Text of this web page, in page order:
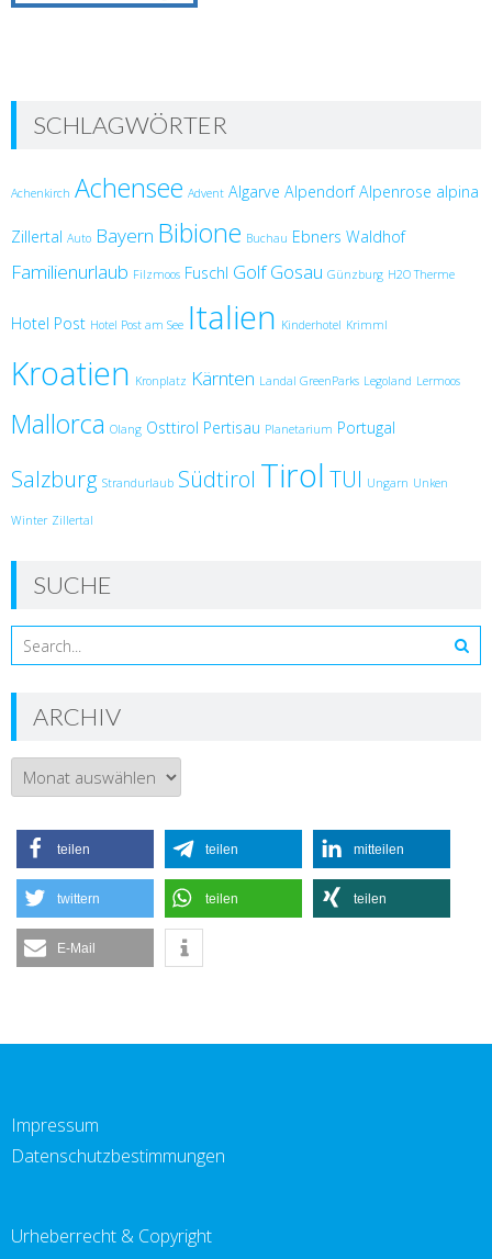
SCHLAGWÖRTER
Achenkirch Achensee Advent Algarve Alpendorf Alpenrose alpina
Zillertal Auto Bayern Bibione Buchau Ebners Waldhof
Familienurlaub Filzmoos Fuschl Golf Gosau Günzburg H2O Therme
Hotel Post Hotel Post am See Italien Kinderhotel Krimml
Kroatien Kronplatz Kärnten Landal GreenParks Legoland Lermoos
Mallorca Olang Osttirol Pertisau Planetarium Portugal
Salzburg Strandurlaub Südtirol Tirol TUI Ungarn Unken
Winter Zillertal
SUCHE
ARCHIV
Archiv
teilen teilen mitteilen
twittern teilen teilen
E-Mail
Impressum
Datenschutzbestimmungen
Urheberrecht & Copyright